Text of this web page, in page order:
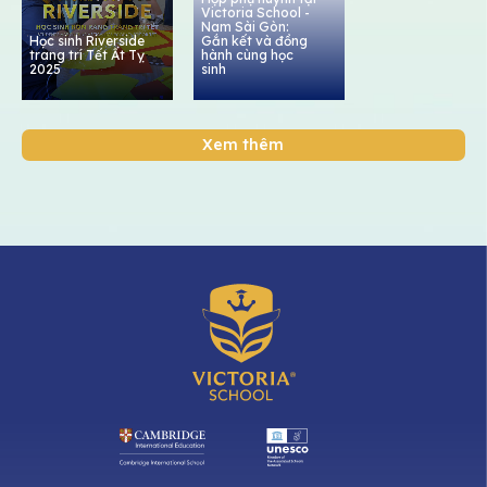
Học sinh Riverside
trang trí Tết Ất Tỵ
2025
Victoria School -
Nam Sài Gòn:
Gắn kết và đồng
hành cùng học
sinh
Xem thêm